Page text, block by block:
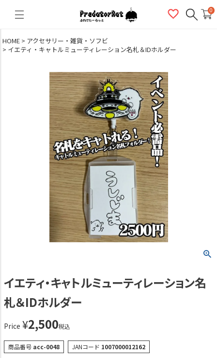
0
HOME
アクセサリー・雑貨・ソフビ
イエティ・キャトルミューティレーション名札＆IDホルダー
イエティ・キャトルミューティレーション名
札＆IDホルダー
Price ¥2,500税込
商品番号 acc-0048 JANコード 1007000012162